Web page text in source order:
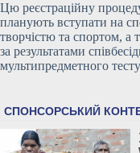
Цю реєстраційну
планують вступати на
творчістю та спортом, а
за результатами
мультипредметного